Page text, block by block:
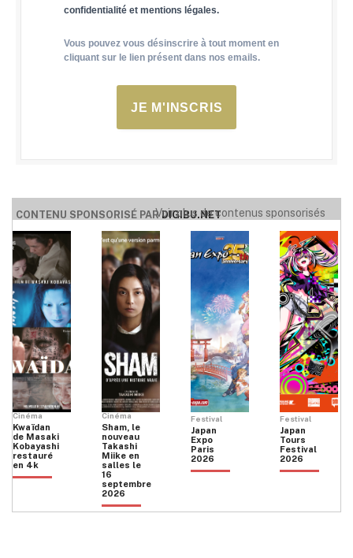
confidentialité et mentions légales.
Vous pouvez vous désinscrire à tout moment en
cliquant sur le lien présent dans nos emails.
JE M'INSCRIS
CONTENU SPONSORISÉ PARDIGIBU.NET
Voir plus de contenus sponsorisés
Cinéma
Kwaïdan
de Masaki
Kobayashi
restauré
en 4k
Cinéma
Sham, le
nouveau
Takashi
Miike en
salles le
16
septembre
2026
Festival
Japan
Expo
Paris
2026
Festival
Japan
Tours
Festival
2026